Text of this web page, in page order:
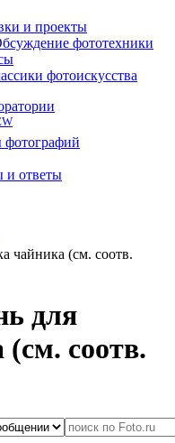
и проекты
фототехники
фотоискусства
и ответы
чайника (см. соотв.
для
соотв.